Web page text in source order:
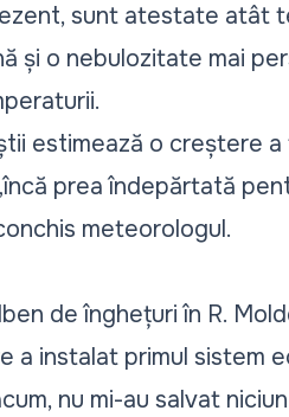
sunt atestate atât
și o nebulozitate mai
estimează o creștere
prea îndepărtată
meteorologul.
de înghețuri în R.
a instalat primul sistem
nu mi-au salvat